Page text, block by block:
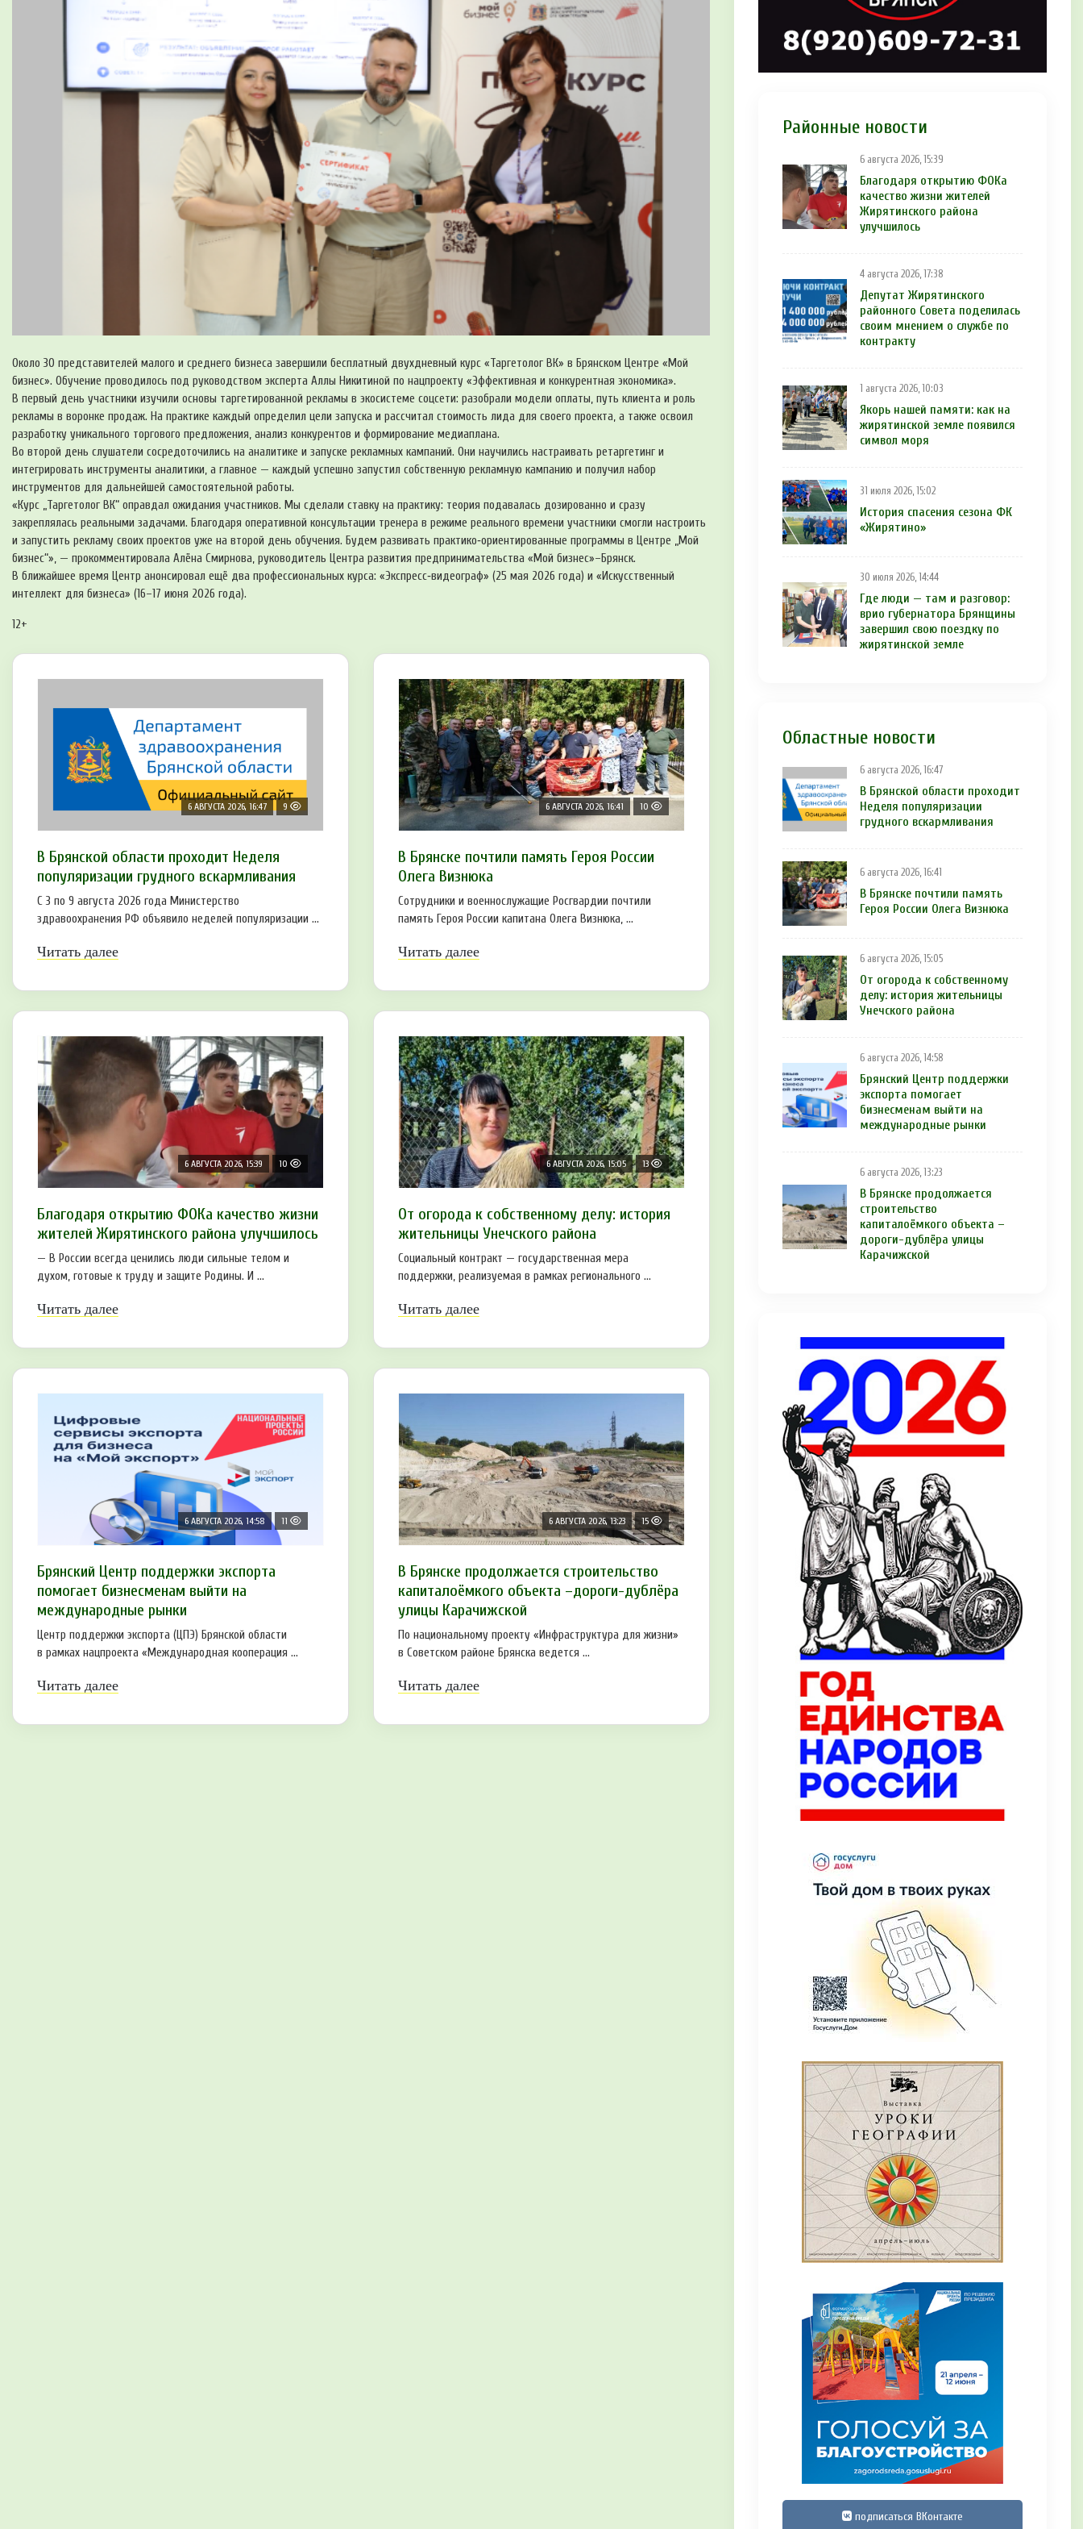
Около 30 представителей малого и среднего бизнеса завершили бесплатный двухдневный курс «Таргетолог ВК» в Брянском Центре «Мой
бизнес». Обучение проводилось под руководством эксперта Аллы Никитиной по нацпроекту «Эффективная и конкурентная экономика».
В первый день участники изучили основы таргетированной рекламы в экосистеме соцсети: разобрали модели оплаты, путь клиента и роль
рекламы в воронке продаж. На практике каждый определил цели запуска и рассчитал стоимость лида для своего проекта, а также освоил
разработку уникального торгового предложения, анализ конкурентов и формирование медиаплана.
Во второй день слушатели сосредоточились на аналитике и запуске рекламных кампаний. Они научились настраивать ретаргетинг и
интегрировать инструменты аналитики, а главное — каждый успешно запустил собственную рекламную кампанию и получил набор
инструментов для дальнейшей самостоятельной работы.
«Курс „Таргетолог ВК“ оправдал ожидания участников. Мы сделали ставку на практику: теория подавалась дозированно и сразу
закреплялась реальными задачами. Благодаря оперативной консультации тренера в режиме реального времени участники смогли настроить
и запустить рекламу своих проектов уже на второй день обучения. Будем развивать практико‑ориентированные программы в Центре „Мой
бизнес“», — прокомментировала Алёна Смирнова, руководитель Центра развития предпринимательства «Мой бизнес»–Брянск.
В ближайшее время Центр анонсировал ещё два профессиональных курса: «Экспресс‑видеограф» (25 мая 2026 года) и «Искусственный
интеллект для бизнеса» (16–17 июня 2026 года).
12+
6 АВГУСТА 2026, 16:47 9
В Брянской области проходит Неделя
популяризации грудного вскармливания
С 3 по 9 августа 2026 года Министерство
здравоохранения РФ объявило неделей популяризации ...
Читать далее
6 АВГУСТА 2026, 16:41 10
В Брянске почтили память Героя России
Олега Визнюка
Сотрудники и военнослужащие Росгвардии почтили
память Героя России капитана Олега Визнюка, ...
Читать далее
6 АВГУСТА 2026, 15:39 10
Благодаря открытию ФОКа качество жизни
жителей Жирятинского района улучшилось
— В России всегда ценились люди сильные телом и
духом, готовые к труду и защите Родины. И ...
Читать далее
6 АВГУСТА 2026, 15:05 13
От огорода к собственному делу: история
жительницы Унечского района
Социальный контракт — государственная мера
поддержки, реализуемая в рамках регионального ...
Читать далее
6 АВГУСТА 2026, 14:58 11
Брянский Центр поддержки экспорта
помогает бизнесменам выйти на
международные рынки
Центр поддержки экспорта (ЦПЭ) Брянской области
в рамках нацпроекта «Международная кооперация ...
Читать далее
6 АВГУСТА 2026, 13:23 15
В Брянске продолжается строительство
капиталоёмкого объекта –дороги-дублёра
улицы Карачижской
По национальному проекту «Инфраструктура для жизни»
в Советском районе Брянска ведется ...
Читать далее
Районные новости
6 августа 2026, 15:39
Благодаря открытию ФОКа
качество жизни жителей
Жирятинского района
улучшилось
4 августа 2026, 17:38
Депутат Жирятинского
районного Совета поделилась
своим мнением о службе по
контракту
1 августа 2026, 10:03
Якорь нашей памяти: как на
жирятинской земле появился
символ моря
31 июля 2026, 15:02
История спасения сезона ФК
«Жирятино»
30 июля 2026, 14:44
Где люди — там и разговор:
врио губернатора Брянщины
завершил свою поездку по
жирятинской земле
Областные новости
6 августа 2026, 16:47
В Брянской области проходит
Неделя популяризации
грудного вскармливания
6 августа 2026, 16:41
В Брянске почтили память
Героя России Олега Визнюка
6 августа 2026, 15:05
От огорода к собственному
делу: история жительницы
Унечского района
6 августа 2026, 14:58
Брянский Центр поддержки
экспорта помогает
бизнесменам выйти на
международные рынки
6 августа 2026, 13:23
В Брянске продолжается
строительство
капиталоёмкого объекта –
дороги-дублёра улицы
Карачижской
подписаться ВКонтакте